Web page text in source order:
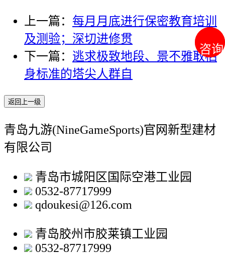
咨询
咨询
上一篇： 每月月底进行保密教育培训
及测验；深切进修贯
下一篇： 逃求极致地段、景不雅取栖
身标准的塔尖人群自
返回上一级
青岛九游(NineGameSports)官网新型建材
有限公司
青岛市城阳区国际空港工业园
0532-87717999
qdoukesi@126.com
青岛胶州市胶莱镇工业园
0532-87717999